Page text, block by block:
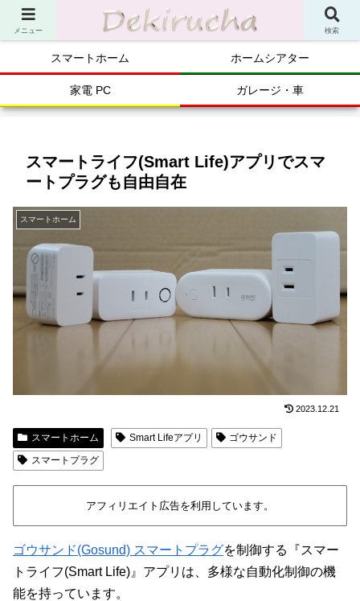
スマートホーム ホームシアター
家電 PC ガレージ・車
スマートライフ(Smart Life)アプリでスマ
ートプラグも自由自在
スマートホーム
2023.12.21
スマートホーム Smart Lifeアプリ
ゴウサンド
スマートプラグ
アフィリエイト広告を利用しています。
ゴウサンド(Gosund) スマートプラグを制御する『スマー
トライフ(Smart Life)』アプリは、多様な自動化制御の機
能を持っています。
メニュー 検索